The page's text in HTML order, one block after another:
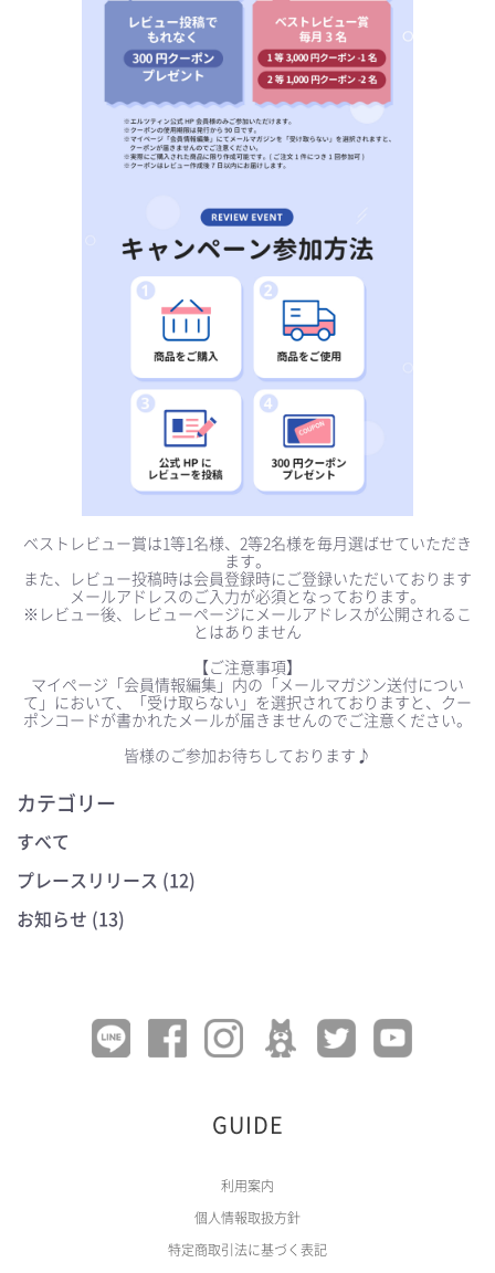
ベストレビュー賞は1等1名様、2等2名様を毎月選ばせていただき
ます。
また、レビュー投稿時は会員登録時にご登録いただいております
メールアドレスのご入力が必須となっております。
※レビュー後、レビューページにメールアドレスが公開されるこ
とはありません
【ご注意事項】
マイページ「会員情報編集」内の「メールマガジン送付につい
て」において、「受け取らない」を選択されておりますと、クー
ポンコードが書かれたメールが届きませんのでご注意ください。
皆様のご参加お待ちしております♪
カテゴリー
すべて
プレースリリース (12)
お知らせ (13)
GUIDE
利用案内
個人情報取扱方針
特定商取引法に基づく表記